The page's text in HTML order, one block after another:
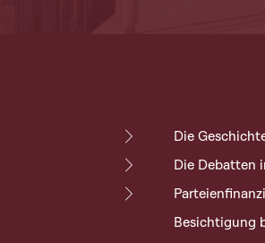
Die
Die Debatten
Besichtigung